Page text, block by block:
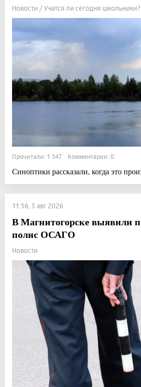
Новости / Учатся ли сегодня школьники?
Прочитали: 1 347 Комментарии: 0
Синоптики рассказали, когда это
11:56, 5 авг 2026
В Магнитогорске выявили
полис ОСАГО
Новости